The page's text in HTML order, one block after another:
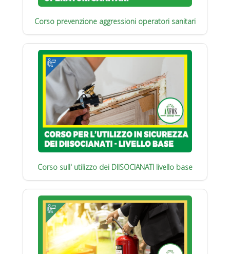
Corso prevenzione aggressioni operatori sanitari
Corso sull' utilizzo dei DIISOCIANATI livello base